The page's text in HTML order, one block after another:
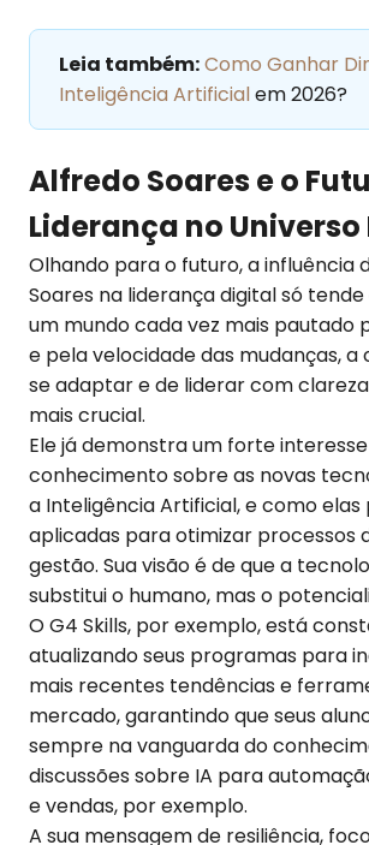
Leia também:Como Ganhar
Inteligência Artificialem 2026?
Alfredo Soares e o
Liderança no
Olhando para o futuro, a influência
Soares na liderança digital só
um mundo cada vez mais pautado
e pela velocidade das mudanças, a
se adaptar e de liderar com
mais crucial.
Ele já demonstra um forte
conhecimento sobre as novas
a Inteligência Artificial, e como
aplicadas para otimizar processos
gestão. Sua visão é de que a
substitui o humano, mas o
O G4 Skills, por exemplo, está
atualizando seus programas para
mais recentes tendências e
mercado, garantindo que seus
sempre na vanguarda do
discussões sobre IA para
e vendas, por exemplo.
A sua mensagem de resiliência,